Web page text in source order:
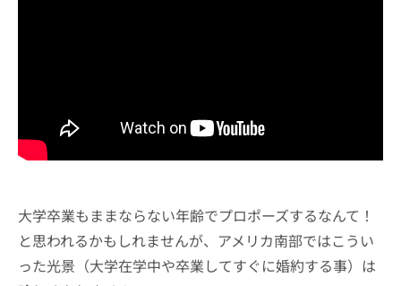
大学卒業もままならない年齢でプロポーズするなんて！
と思われるかもしれませんが、アメリカ南部ではこうい
った光景（大学在学中や卒業してすぐに婚約する事）は